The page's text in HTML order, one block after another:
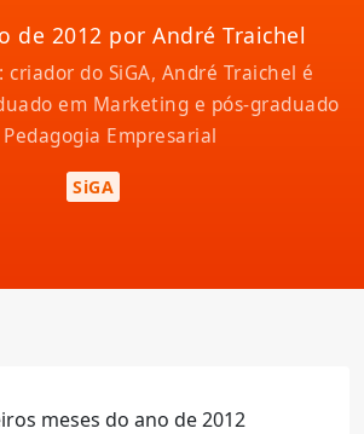
de 2012 por André Traichel
criador do SiGA, André Traichel é
em Marketing e pós-graduado
Empresarial
SiGA
meses do ano de 2012